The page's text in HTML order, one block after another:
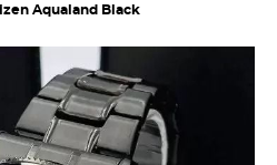
Aqualand Black